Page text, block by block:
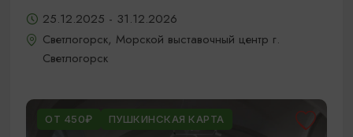
25.12.2025 - 31.12.2026
Светлогорск, Морской выставочный центр г.
Светлогорск
ОТ 450₽ ПУШКИНСКАЯ КАРТА